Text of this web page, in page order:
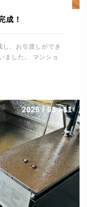
成！
、お引渡しができ
ました。 マンショ
表取締役 河野晋也
2026 / 03 / 11